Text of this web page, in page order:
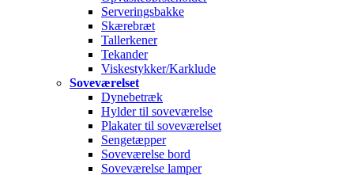
Serveringsbakke
Skærebræt
Tallerkener
Tekander
Viskestykker/Karklude
Soveværelset
Dynebetræk
Hylder til soveværelse
Plakater til soveværelset
Sengetæpper
Soveværelse bord
Soveværelse lamper